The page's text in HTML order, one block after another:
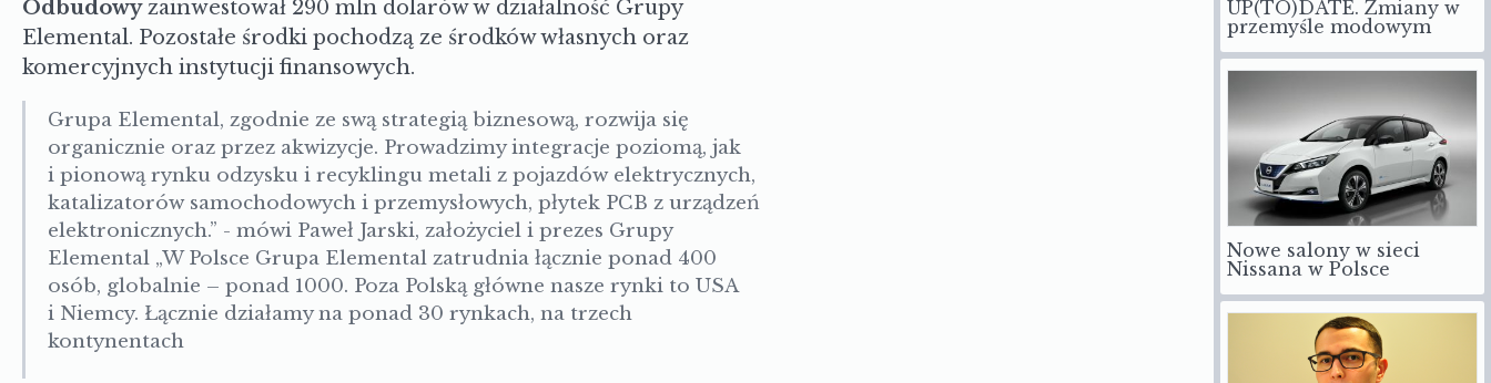
Odbudowy zainwestował 290 mln dolarów w działalność Grupy
Elemental. Pozostałe środki pochodzą ze środków własnych oraz
komercyjnych instytucji finansowych.
Grupa Elemental, zgodnie ze swą strategią biznesową, rozwija się
organicznie oraz przez akwizycje. Prowadzimy integracje poziomą, jak
i pionową rynku odzysku i recyklingu metali z pojazdów elektrycznych,
katalizatorów samochodowych i przemysłowych, płytek PCB z urządzeń
elektronicznych.” - mówi Paweł Jarski, założyciel i prezes Grupy
Elemental „W Polsce Grupa Elemental zatrudnia łącznie ponad 400
osób, globalnie – ponad 1000. Poza Polską główne nasze rynki to USA
i Niemcy. Łącznie działamy na ponad 30 rynkach, na trzech
kontynentach
UP(TO)DATE. Zmiany w
przemyśle modowym
Nowe salony w sieci
Nissana w Polsce